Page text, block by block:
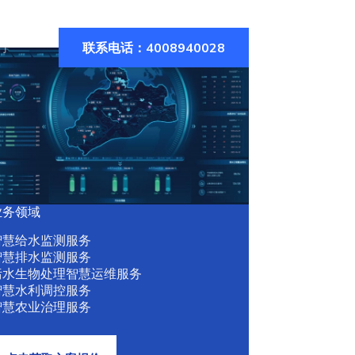
联系电话：4008940028
务领域
慧给水监测服务
慧排水监测服务
水生物处理智慧运维服务
慧水利调控服务
慧农业治理服务